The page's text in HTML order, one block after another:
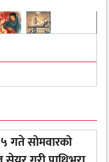
गते सोमवारको